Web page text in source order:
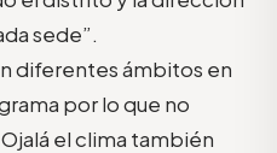
sede”.
diferentes ámbitos en
por lo que no
el clima también